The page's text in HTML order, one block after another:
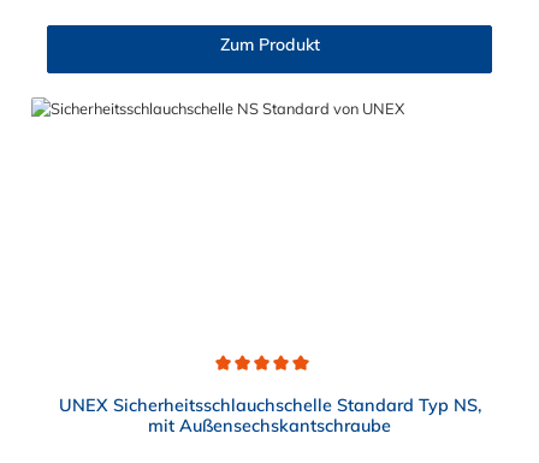
Zum Produkt
UNEX Sicherheitsschlauchschelle Standard Typ NS,
mit Außensechskantschraube